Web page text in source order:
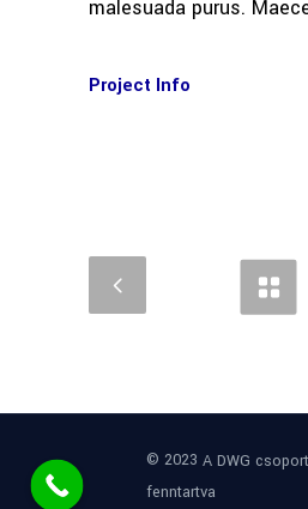
malesuada purus.
Project Info
© 2023 A DWG
fenntartva